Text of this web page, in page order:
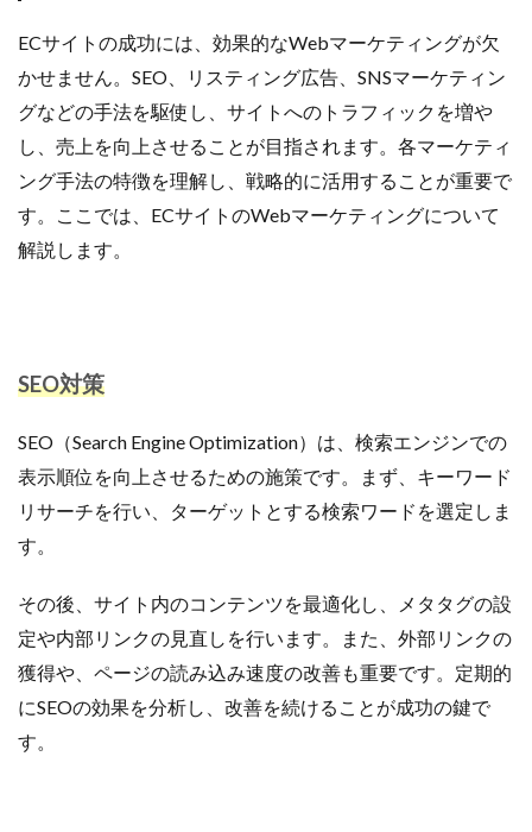
ECサイトの成功には、効果的なWebマーケティングが欠
かせません。SEO、リスティング広告、SNSマーケティン
グなどの手法を駆使し、サイトへのトラフィックを増や
し、売上を向上させることが目指されます。各マーケティ
ング手法の特徴を理解し、戦略的に活用することが重要で
す。ここでは、ECサイトのWebマーケティングについて
解説します。
SEO対策
SEO（Search Engine Optimization）は、検索エンジンでの
表示順位を向上させるための施策です。まず、キーワード
リサーチを行い、ターゲットとする検索ワードを選定しま
す。
その後、サイト内のコンテンツを最適化し、メタタグの設
定や内部リンクの見直しを行います。また、外部リンクの
獲得や、ページの読み込み速度の改善も重要です。定期的
にSEOの効果を分析し、改善を続けることが成功の鍵で
す。